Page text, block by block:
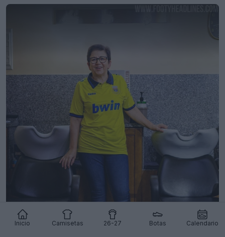
Inicio Camisetas 26-27 Botas Calendario